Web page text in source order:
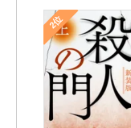
2位